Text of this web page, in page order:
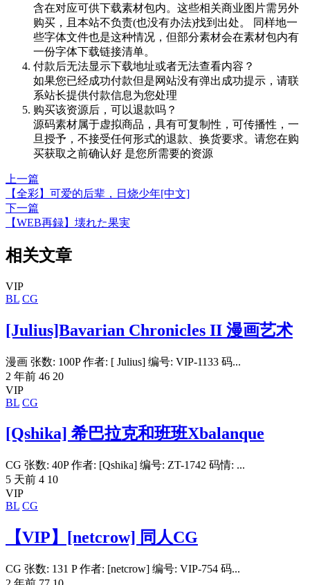
含在对应可供下载素材包内。这些相关商业图片需另外
购买，且本站不负责(也没有办法)找到出处。 同样地一
些字体文件也是这种情况，但部分素材会在素材包内有
一份字体下载链接清单。
付款后无法显示下载地址或者无法查看内容？
如果您已经成功付款但是网站没有弹出成功提示，请联
系站长提供付款信息为您处理
购买该资源后，可以退款吗？
源码素材属于虚拟商品，具有可复制性，可传播性，一
旦授予，不接受任何形式的退款、换货要求。请您在购
买获取之前确认好 是您所需要的资源
上一篇
【全彩】可爱的后辈，日烧少年[中文]
下一篇
【WEB再録】壊れた果実
相关文章
VIP
BL CG
[Julius]Bavarian Chronicles II 漫画艺术
漫画 张数: 100P 作者: [ Julius] 编号: VIP-1133 码...
2 年前 46 20
VIP
BL CG
[Qshika] 希巴拉克和班班Xbalanque
CG 张数: 40P 作者: [Qshika] 编号: ZT-1742 码情: ...
5 天前 4 10
VIP
BL CG
【VIP】[netcrow] 同人CG
CG 张数: 131 P 作者: [netcrow] 编号: VIP-754 码...